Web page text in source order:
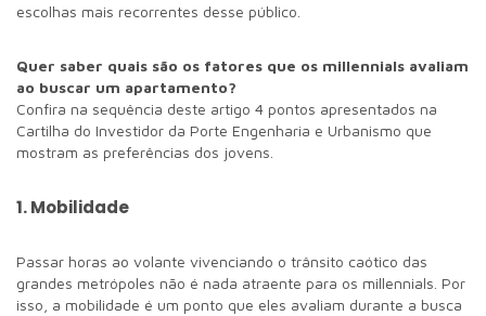
escolhas mais recorrentes desse público.
Quer saber quais são os fatores que os millennials avaliam
ao buscar um apartamento?
Confira na sequência deste artigo 4 pontos apresentados na
Cartilha do Investidor da Porte Engenharia e Urbanismo que
mostram as preferências dos jovens.
1. Mobilidade
Passar horas ao volante vivenciando o trânsito caótico das
grandes metrópoles não é nada atraente para os millennials. Por
isso, a mobilidade é um ponto que eles avaliam durante a busca